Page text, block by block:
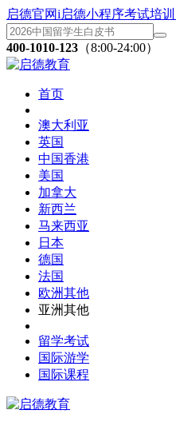
启德官网i启德小程序考试培训
400-1010-123 （8:00-24:00）
首页
澳大利亚
英国
中国香港
美国
加拿大
新西兰
马来西亚
日本
德国
法国
欧洲其他
亚洲其他
留学考试
国际游学
国际课程